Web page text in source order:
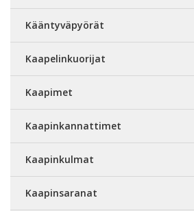
Kääntyväpyörät
Kaapelinkuorijat
Kaapimet
Kaapinkannattimet
Kaapinkulmat
Kaapinsaranat